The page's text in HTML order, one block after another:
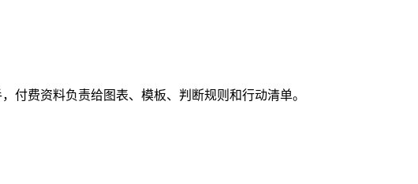
付费资料负责给图表、模板、判断规则和行动清单。